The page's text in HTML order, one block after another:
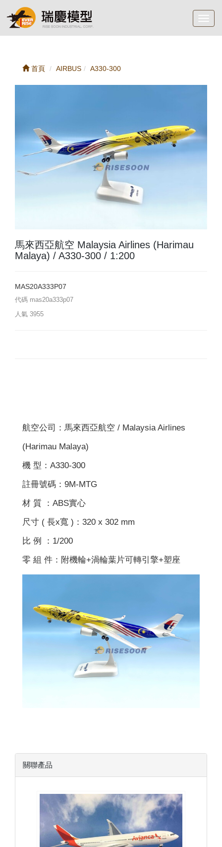
首頁 AIRBUS A330-300
馬來西亞航空 Malaysia Airlines (Harimau
Malaya) / A330-300 / 1:200
MAS20A333P07
代碼 mas20a333p07
人氣 3955
航空公司：馬來西亞航空 / Malaysia Airlines
(Harimau Malaya)
機 型：A330-300
註冊號碼：9M-MTG
材 質 ：ABS實心
尺寸 ( 長x寬 )：320 x 302 mm
比 例 ：1/200
零 組 件：附機輪+渦輪葉片可轉引擎+塑座
關聯產品